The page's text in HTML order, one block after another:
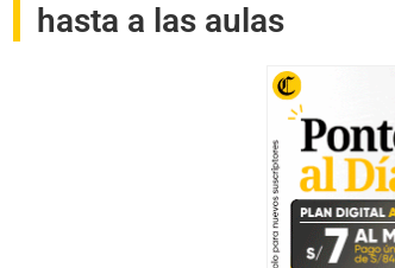
hasta a las aulas